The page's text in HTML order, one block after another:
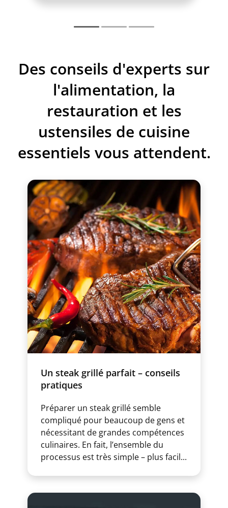
Téléchargement PDF
Des conseils d'experts sur
l'alimentation, la
restauration et les
ustensiles de cuisine
essentiels vous attendent.
Un steak grillé parfait – conseils
pratiques
Préparer un steak grillé semble
compliqué pour beaucoup de gens et
nécessitant de grandes compétences
culinaires. En fait, l’ensemble du
processus est très simple – plus facil...